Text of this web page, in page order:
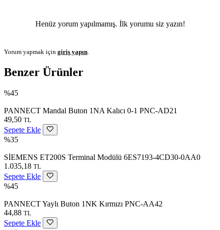
Henüz yorum yapılmamış. İlk yorumu siz yazın!
Yorum yapmak için giriş yapın
Benzer Ürünler
%45
PANNECT Mandal Buton 1NA Kalıcı 0-1 PNC-AD21
49,50 TL
Sepete Ekle
%35
SİEMENS ET200S Terminal Modülü 6ES7193-4CD30-0AA0
1.035,18 TL
Sepete Ekle
%45
PANNECT Yaylı Buton 1NK Kırmızı PNC-AA42
44,88 TL
Sepete Ekle